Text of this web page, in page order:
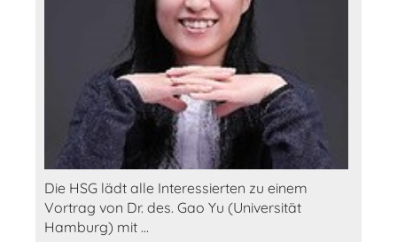
Die HSG lädt alle Interessierten zu einem
Vortrag von Dr. des. Gao Yu (Universität
Hamburg) mit ...